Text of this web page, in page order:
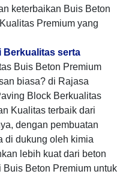
keterbaikan Buis Beton
Premium yang
Berkualitas serta
Buis Beton Premium
biasa? di Rajasa
Block Berkualitas
Kualitas terbaik dari
dengan pembuatan
di dukung oleh kimia
lebih kuat dari beton
Beton Premium untuk